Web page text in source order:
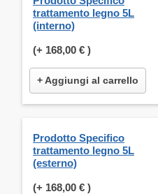
trattamento legno 5L
(interno)
(+ 168,00 € )
+ Aggiungi al carrello
Prodotto Specifico
trattamento legno 5L
(esterno)
(+ 168,00 € )